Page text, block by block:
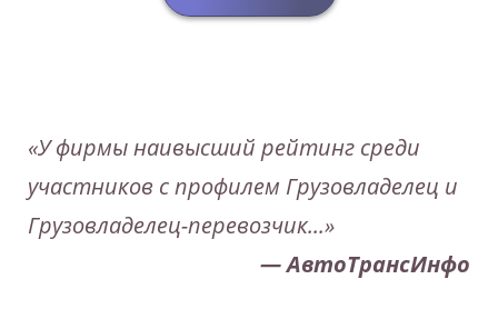
«У фирмы наивысший рейтинг среди
участников с профилем Грузовладелец и
Грузовладелец-перевозчик...»
— АвтоТрансИнфо